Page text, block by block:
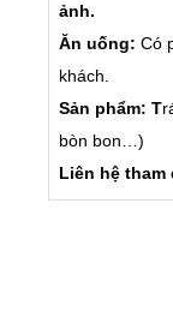
ảnh.
Ăn uống: Có
khách.
Sản phẩm: T
bòn bon…)
Liên hệ tham